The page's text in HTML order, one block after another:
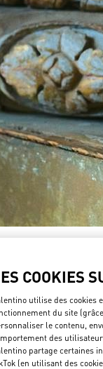
IN NEW TAB
New arrivals in
COOKIES
utilise des cookies
du site
le contenu,
des
partage certaines
(en utilisant des